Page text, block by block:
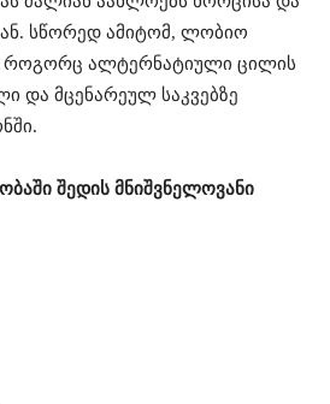
სწორედ ამიტომ, ლობიო
როგორც ალტერნატიული ცილის
და მცენარეულ საკვებზე
შედის მნიშვნელოვანი